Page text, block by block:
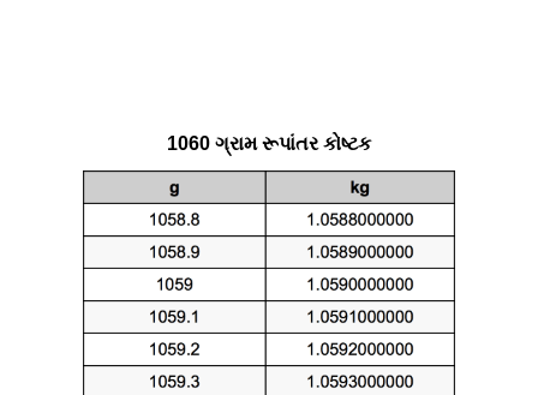
1060 ગ્રામ રૂપાંતર કોષ્ટક